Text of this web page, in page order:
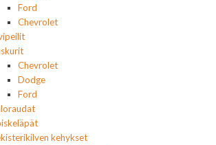
Ford
Chevrolet
Chevrolet
Dodge
Ford
kehykset